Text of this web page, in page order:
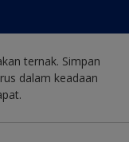
ternak. Simpan
dalam keadaan